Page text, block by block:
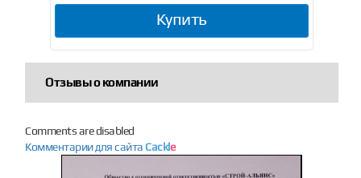
Купить
Отзывы о компании
Comments are disabled
Комментарии для сайта Cackle